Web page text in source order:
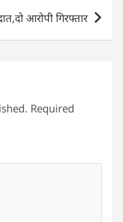
आरोपी गिरफ्तार
Required